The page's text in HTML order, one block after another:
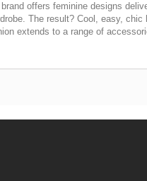
offers feminine designs
The result? Cool, easy,
extends to a range of